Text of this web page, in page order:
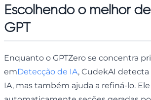
Escolhendo o melhor
GPT
Enquanto o GPTZero se concentra
emDetecção de IA, CudekAI
IA, mas também ajuda a refiná-lo.